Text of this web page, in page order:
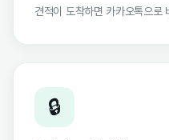
견적이 도착하면 카카오톡으로
🔒